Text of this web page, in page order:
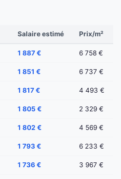
Salaire estimé Prix/m²
1 887 € 6 758 €
1 851 € 6 737 €
1 817 € 4 493 €
1 805 € 2 329 €
1 802 € 4 569 €
1 793 € 6 233 €
1 736 € 3 967 €